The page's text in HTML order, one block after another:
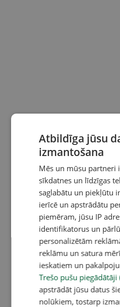
Atbildīga jūsu
izmantošana
Mēs un mūsu partneri
sīkdatnes un līdzīgas
saglabātu un piekļūtu
ierīcē un apstrādātu
piemēram, jūsu IP
identifikatorus un
personalizētām
reklāmu un satura
ieskatiem un
Trešo pušu piegādātāji
apstrādāt jūsu datus
nolūkiem, tostarp